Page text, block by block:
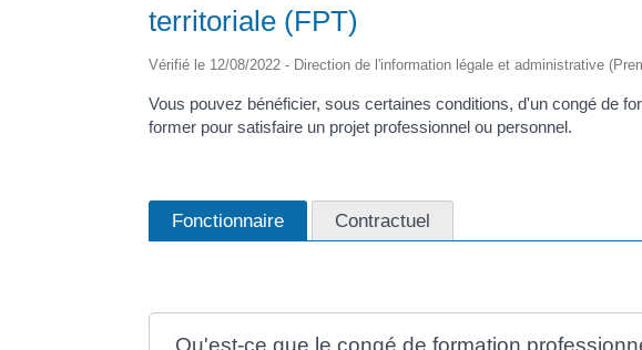
territoriale (FPT)
Vérifié le 12/08/2022 - Direction de l'information légale et administrative
Vous pouvez bénéficier, sous certaines conditions, d'un congé de
former pour satisfaire un projet professionnel ou personnel.
Fonctionnaire Contractuel
Qu'est-ce que le congé de formation